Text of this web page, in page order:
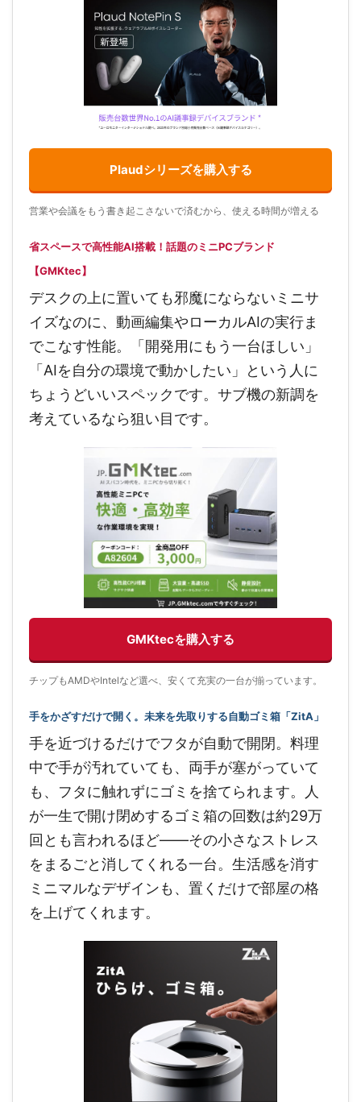
Plaudシリーズを購入する
営業や会議をもう書き起こさないで済むから、使える時間が増える
省スペースで高性能AI搭載！話題のミニPCブランド
【GMKtec】
デスクの上に置いても邪魔にならないミニサ
イズなのに、動画編集やローカルAIの実行ま
でこなす性能。「開発用にもう一台ほしい」
「AIを自分の環境で動かしたい」という人に
ちょうどいいスペックです。サブ機の新調を
考えているなら狙い目です。
GMKtecを購入する
チップもAMDやIntelなど選べ、安くて充実の一台が揃っています。
手をかざすだけで開く。未来を先取りする自動ゴミ箱「ZitA」
手を近づけるだけでフタが自動で開閉。料理
中で手が汚れていても、両手が塞がっていて
も、フタに触れずにゴミを捨てられます。人
が一生で開け閉めするゴミ箱の回数は約29万
回とも言われるほど——その小さなストレス
をまるごと消してくれる一台。生活感を消す
ミニマルなデザインも、置くだけで部屋の格
を上げてくれます。